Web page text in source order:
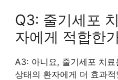
Q3: 줄기세포
자에게 적합한
A3: 아니요, 줄기세포 치
상태의 환자에게 더 효과